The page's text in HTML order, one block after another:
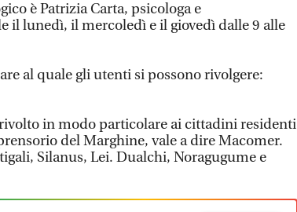
è Patrizia Carta, psicologa e
il lunedì, il mercoledì e il giovedì dalle 9 alle
al quale gli utenti si possono rivolgere:
in modo particolare ai cittadini residenti
del Marghine, vale a dire Macomer.
Silanus, Lei. Dualchi, Noragugume e